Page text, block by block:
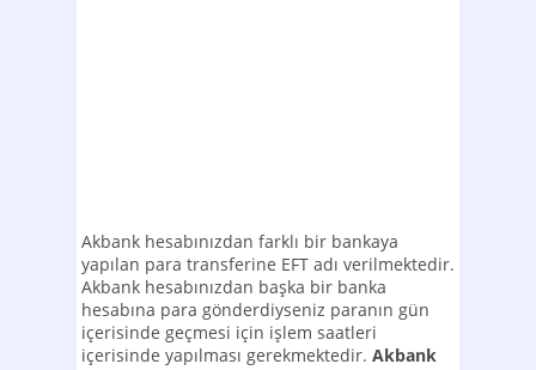
Akbank hesabınızdan farklı bir bankaya
yapılan para transferine EFT adı verilmektedir.
Akbank hesabınızdan başka bir banka
hesabına para gönderdiyseniz paranın gün
içerisinde geçmesi için işlem saatleri
içerisinde yapılması gerekmektedir. Akbank